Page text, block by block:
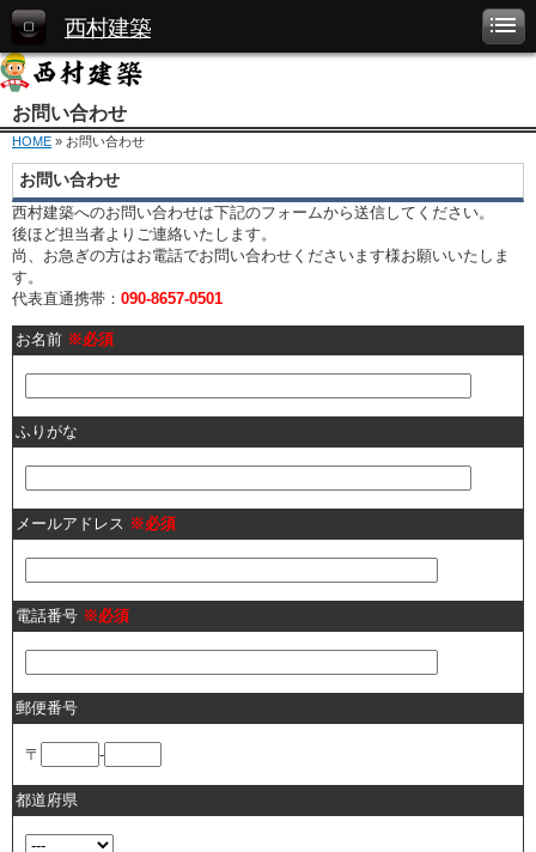
西村建築
お問い合わせ
HOME » お問い合わせ
お問い合わせ
西村建築へのお問い合わせは下記のフォームから送信してください。
後ほど担当者よりご連絡いたします。
尚、お急ぎの方はお電話でお問い合わせくださいます様お願いいたしま
す。
代表直通携帯： 090-8657-0501
お名前 ※必須
ふりがな
メールアドレス ※必須
電話番号 ※必須
郵便番号
〒 -
都道府県